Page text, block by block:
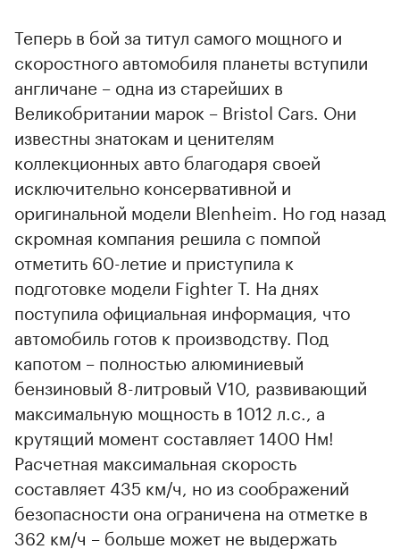
Теперь в бой за титул самого мощного и
скоростного автомобиля планеты вступили
англичане – одна из старейших в
Великобритании марок – Bristol Cars. Они
известны знатокам и ценителям
коллекционных авто благодаря своей
исключительно консервативной и
оригинальной модели Blenheim. Но год назад
скромная компания решила с помпой
отметить 60-летие и приступила к
подготовке модели Fighter T. На днях
поступила официальная информация, что
автомобиль готов к производству. Под
капотом – полностью алюминиевый
бензиновый 8-литровый V10, развивающий
максимальную мощность в 1012 л.с., а
крутящий момент составляет 1400 Нм!
Расчетная максимальная скорость
составляет 435 км/ч, но из соображений
безопасности она ограничена на отметке в
362 км/ч – больше может не выдержать